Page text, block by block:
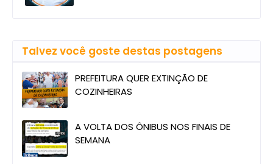
Talvez você goste destas postagens
PREFEITURA QUER EXTINÇÃO DE
COZINHEIRAS
A VOLTA DOS ÔNIBUS NOS FINAIS DE
SEMANA